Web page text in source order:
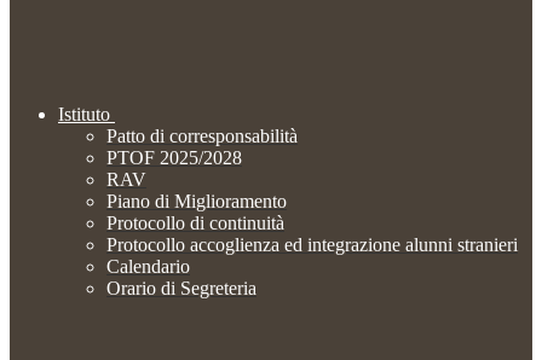
Istituto
Patto di corresponsabilità
PTOF 2025/2028
RAV
Piano di Miglioramento
Protocollo di continuità
Protocollo accoglienza ed integrazione alunni stranieri
Calendario
Orario di Segreteria